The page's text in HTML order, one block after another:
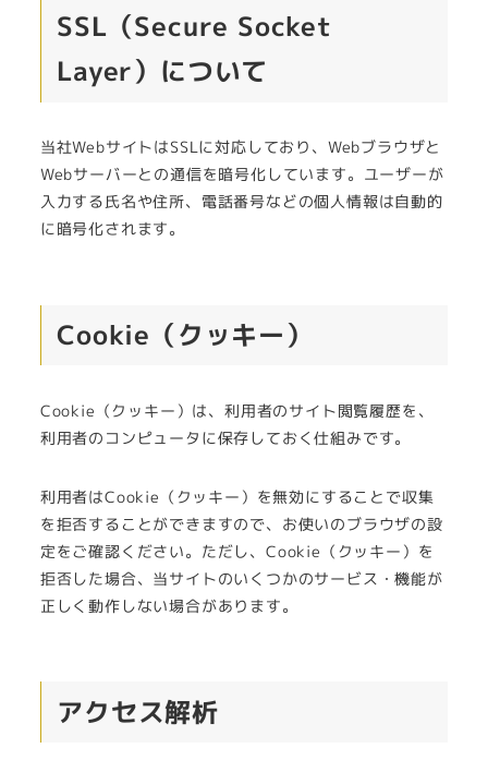
SSL（Secure Socket
Layer）について
当社WebサイトはSSLに対応しており、Webブラウザと
Webサーバーとの通信を暗号化しています。ユーザーが
入力する氏名や住所、電話番号などの個人情報は自動的
に暗号化されます。
Cookie（クッキー）
Cookie（クッキー）は、利用者のサイト閲覧履歴を、
利用者のコンピュータに保存しておく仕組みです。
利用者はCookie（クッキー）を無効にすることで収集
を拒否することができますので、お使いのブラウザの設
定をご確認ください。ただし、Cookie（クッキー）を
拒否した場合、当サイトのいくつかのサービス・機能が
正しく動作しない場合があります。
アクセス解析